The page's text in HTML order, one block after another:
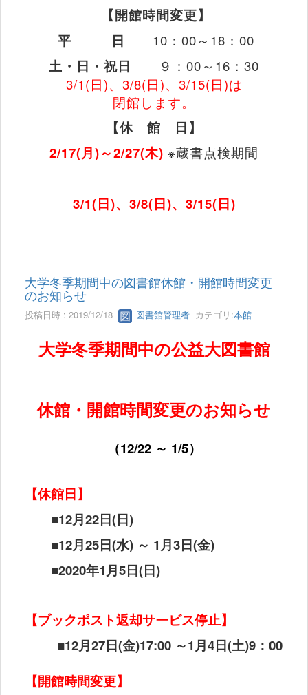
【開館時間変更】
平
日 10 ： 00～ 18 ： 00
土・日・祝日 ９： 00～ 16 ： 30
3/1(日)、 3/8(日)、 3/15(日)は
閉館します。
【休 館 日】
2/17(月)～2/27(木) ※蔵書点検期間
3/1(日)、 3/8(日)、 3/15(日)
大学冬季期間中の図書館休館・開館時間変更
のお知らせ
投稿日時 : 2019/12/18 図書館管理者 カテゴリ:本館
大学冬季期間中の公益大図書館
休館・開館時間変更のお知らせ
（12/22 ～ 1/5）
【休館日】
■12月22日(日)
■12月25日(水) ～ 1月3日(金)
■2020年1月5日(日)
【ブックポスト返却サービス停止】
■12月27日(金)17:00 ～1月4日(土)9 ：00
【開館時間変更】